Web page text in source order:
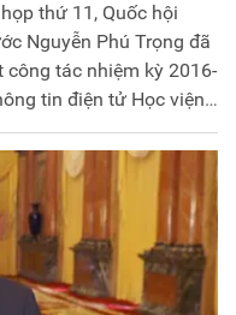
thứ 11, Quốc hội
Nguyễn Phú Trọng đã
tác nhiệm kỳ 2016-
tin điện tử Học viện
giới thiệu toàn văn